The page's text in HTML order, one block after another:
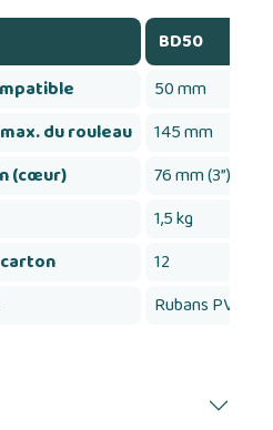
BD50
50 mm
du rouleau
145 mm
(cœur)
76 mm (3”)
1,5 kg
12
Rubans PVC /